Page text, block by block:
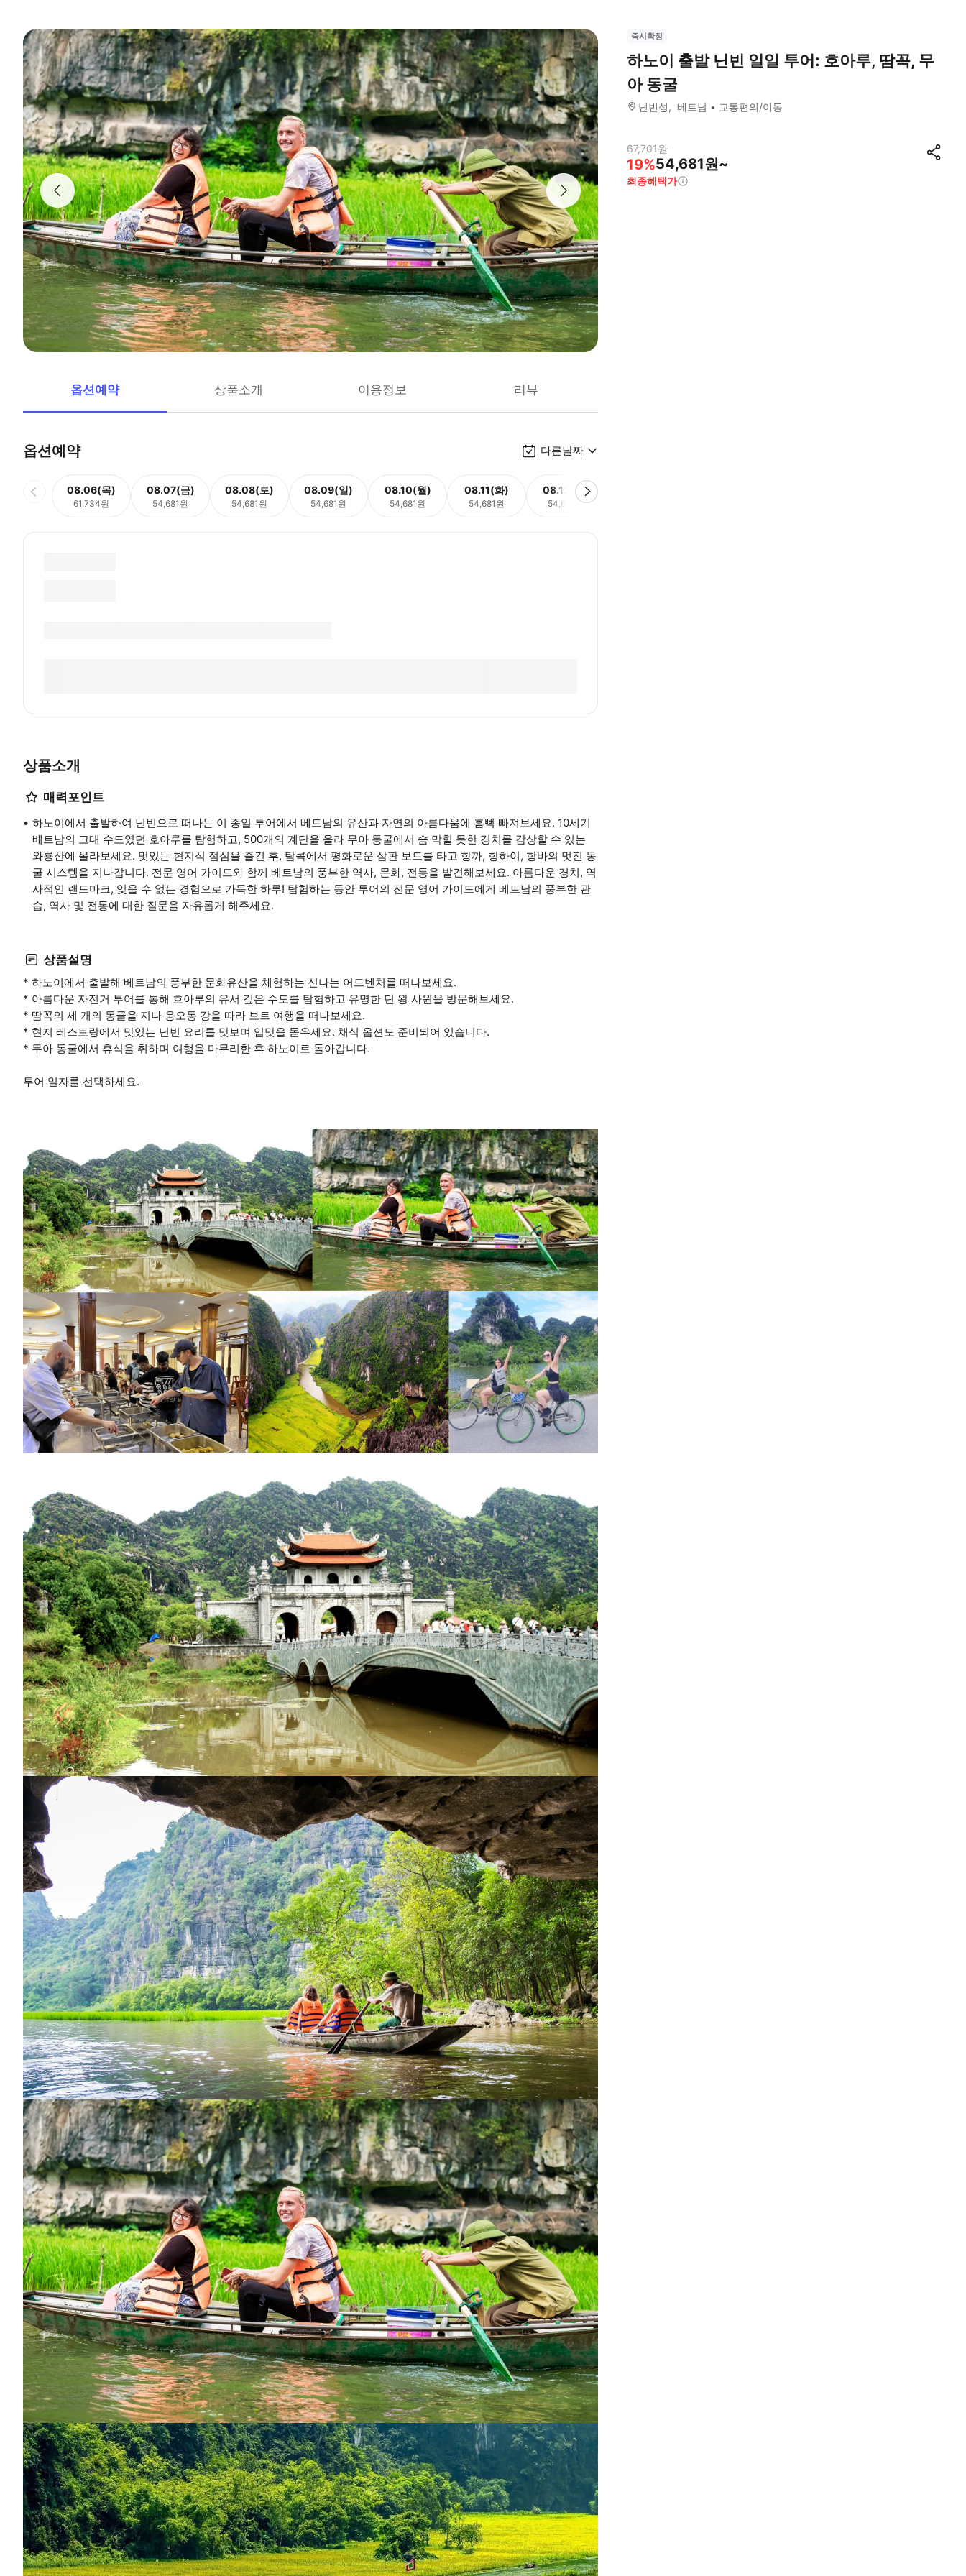
옵션예약 상품소개 이용정보 리뷰
옵션예약 다른날짜
08.06(목)
61,734원
08.07(금)
54,681원
08.08(토)
54,681원
08.09(일)
54,681원
08.10(월)
54,681원
08.11(화)
54,681원
08.12(수)
54,681원
상품소개
매력포인트
하노이에서 출발하여 닌빈으로 떠나는 이 종일 투어에서 베트남의 유산과 자연의 아름다움에 흠뻑 빠져보세요. 10세기
베트남의 고대 수도였던 호아루를 탐험하고, 500개의 계단을 올라 무아 동굴에서 숨 막힐 듯한 경치를 감상할 수 있는
와룡산에 올라보세요. 맛있는 현지식 점심을 즐긴 후, 탐콕에서 평화로운 삼판 보트를 타고 항까, 항하이, 항바의 멋진 동
굴 시스템을 지나갑니다. 전문 영어 가이드와 함께 베트남의 풍부한 역사, 문화, 전통을 발견해보세요. 아름다운 경치, 역
사적인 랜드마크, 잊을 수 없는 경험으로 가득한 하루! 탐험하는 동안 투어의 전문 영어 가이드에게 베트남의 풍부한 관
습, 역사 및 전통에 대한 질문을 자유롭게 해주세요.
상품설명
* 하노이에서 출발해 베트남의 풍부한 문화유산을 체험하는 신나는 어드벤처를 떠나보세요.
* 아름다운 자전거 투어를 통해 호아루의 유서 깊은 수도를 탐험하고 유명한 딘 왕 사원을 방문해보세요.
* 땀꼭의 세 개의 동굴을 지나 응오동 강을 따라 보트 여행을 떠나보세요.
* 현지 레스토랑에서 맛있는 닌빈 요리를 맛보며 입맛을 돋우세요. 채식 옵션도 준비되어 있습니다.
* 무아 동굴에서 휴식을 취하며 여행을 마무리한 후 하노이로 돌아갑니다.
투어 일자를 선택하세요.
즉시확정
하노이 출발 닌빈 일일 투어: 호아루, 땀꼭, 무
아 동굴
닌빈성 베트남 교통편의/이동
67,701원
19%54,681원~
최종혜택가